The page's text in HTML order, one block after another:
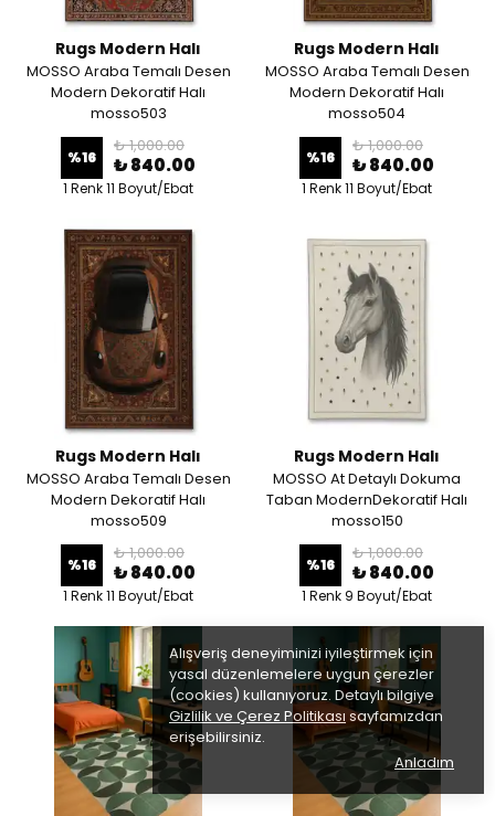
Alışveriş deneyiminizi iyileştirmek için
yasal düzenlemelere uygun çerezler
(cookies) kullanıyoruz. Detaylı bilgiye
Gizlilik ve Çerez Politikasısayfamızdan
erişebilirsiniz.
Anladım
Rugs Modern Halı
MOSSO Araba Temalı Desen
Modern Dekoratif Halı
mosso503
%16
₺ 1,000.00
₺ 840.00
1 Renk 11 Boyut/Ebat
Rugs Modern Halı
MOSSO Araba Temalı Desen
Modern Dekoratif Halı
mosso504
%16
₺ 1,000.00
₺ 840.00
1 Renk 11 Boyut/Ebat
Rugs Modern Halı
MOSSO Araba Temalı Desen
Modern Dekoratif Halı
mosso509
%16
₺ 1,000.00
₺ 840.00
1 Renk 11 Boyut/Ebat
Rugs Modern Halı
MOSSO At Detaylı Dokuma
Taban ModernDekoratif Halı
mosso150
%16
₺ 1,000.00
₺ 840.00
1 Renk 9 Boyut/Ebat